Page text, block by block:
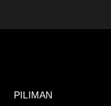
PILIMAN